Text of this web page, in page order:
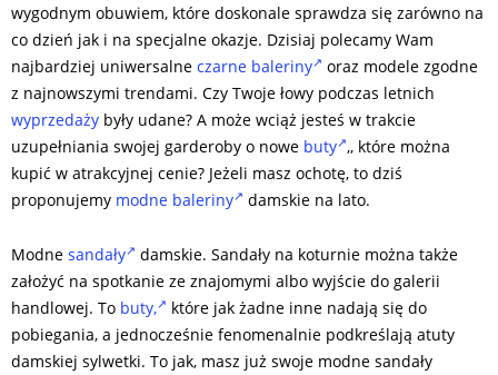
wygodnym obuwiem, które doskonale sprawdza się zarówno na
co dzień jak i na specjalne okazje. Dzisiaj polecamy Wam
najbardziej uniwersalne czarne baleriny
oraz modele zgodne
z najnowszymi trendami. Czy Twoje łowy podczas letnich
wyprzedaży były udane? A może wciąż jesteś w trakcie
uzupełniania swojej garderoby o nowe buty ,, które można
kupić w atrakcyjnej cenie? Jeżeli masz ochotę, to dziś
proponujemy modne baleriny damskie na lato.
Modne sandały
damskie. Sandały na koturnie można także
założyć na spotkanie ze znajomymi albo wyjście do galerii
handlowej. To buty,
które jak żadne inne nadają się do
pobiegania, a jednocześnie fenomenalnie podkreślają atuty
damskiej sylwetki. To jak, masz już swoje modne sandały